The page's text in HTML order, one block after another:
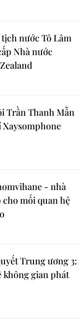
nước Tô Lâm
Nhà nước
Trần Thanh Mẫn
Xaysomphone
- nhà
mối quan hệ
Trung ương 3:
gian phát